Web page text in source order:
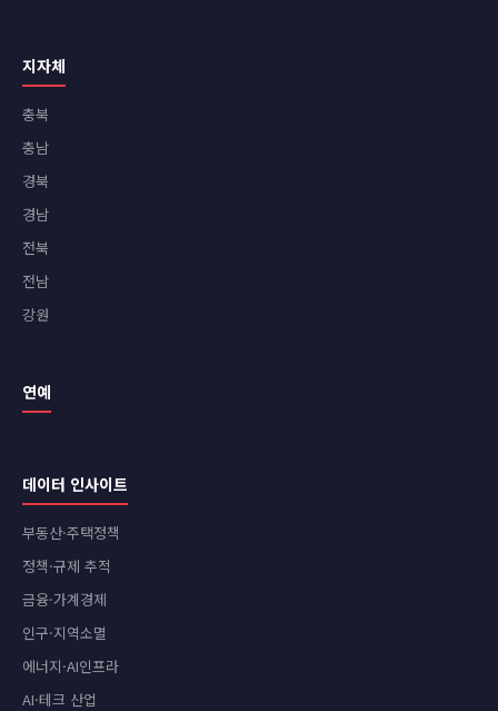
지자체
충북
충남
경북
경남
전북
전남
강원
연예
데이터 인사이트
부동산·주택정책
정책·규제 추적
금융·가계경제
인구·지역소멸
에너지·AI인프라
AI·테크 산업